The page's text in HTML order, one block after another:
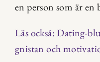
en person som är
Läs också: Dating-
gnistan och